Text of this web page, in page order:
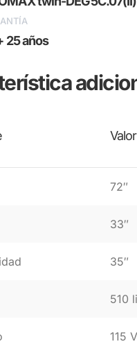
25 años
72″
33″
35″
510
115